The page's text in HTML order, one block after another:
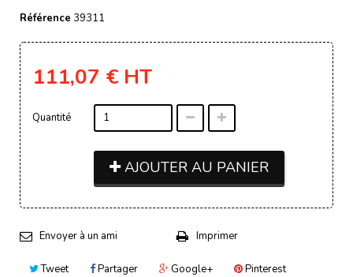
Référence 39311
111,07 € HT
Quantité
AJOUTER AU PANIER
Envoyer à un ami Imprimer
Tweet Partager Google+ Pinterest